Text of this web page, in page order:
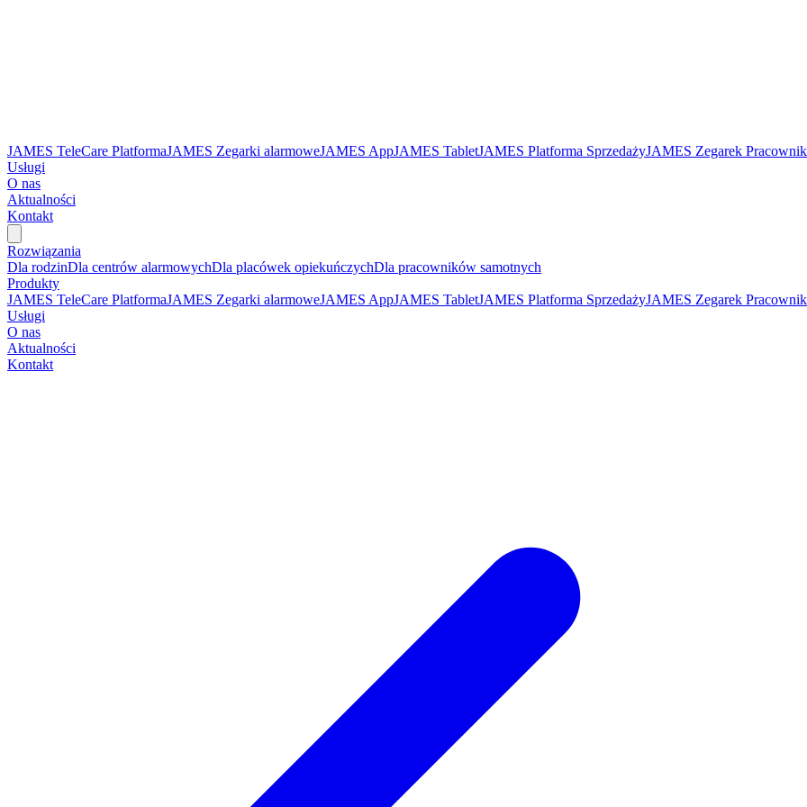
JAMES TeleCare PlatformaJAMES Zegarki alarmoweJAMES AppJAMES TabletJAMES Platforma SprzedażyJAMES Zegarek
Usługi
O nas
Aktualności
Kontakt
Rozwiązania
Dla rodzinDla centrów alarmowychDla placówek opiekuńczychDla pracowników samotnych
Produkty
JAMES TeleCare PlatformaJAMES Zegarki alarmoweJAMES AppJAMES TabletJAMES Platforma SprzedażyJAMES Zegarek
Usługi
O nas
Aktualności
Kontakt